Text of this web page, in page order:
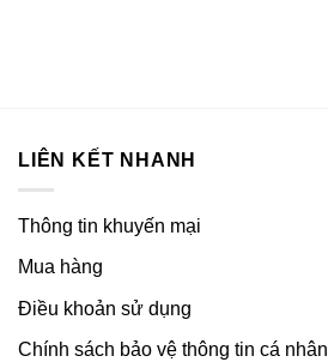
LIÊN KẾT NHANH
Thông tin khuyến mại
Mua hàng
Điều khoản sử dụng
Chính sách bảo vệ thông tin cá nhân